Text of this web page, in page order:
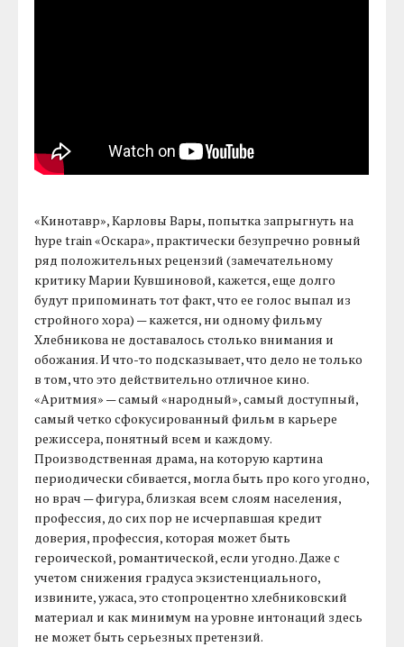
«Кинотавр», Карловы Вары, попытка запрыгнуть на
hype train «Оскара», практически безупречно ровный
ряд положительных рецензий (замечательному
критику Марии Кувшиновой, кажется, еще долго
будут припоминать тот факт, что ее голос выпал из
стройного хора) — кажется, ни одному фильму
Хлебникова не доставалось столько внимания и
обожания. И что-то подсказывает, что дело не только
в том, что это действительно отличное кино.
«Аритмия» — самый «народный», самый доступный,
самый четко сфокусированный фильм в карьере
режиссера, понятный всем и каждому.
Производственная драма, на которую картина
периодически сбивается, могла быть про кого угодно,
но врач — фигура, близкая всем слоям населения,
профессия, до сих пор не исчерпавшая кредит
доверия, профессия, которая может быть
героической, романтической, если угодно. Даже с
учетом снижения градуса экзистенциального,
извините, ужаса, это стопроцентно хлебниковский
материал и как минимум на уровне интонаций здесь
не может быть серьезных претензий.